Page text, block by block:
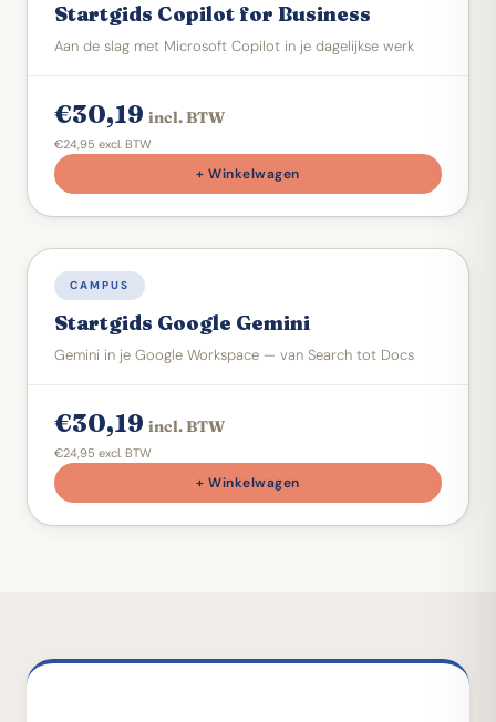
Startgids Copilot for Business
Aan de slag met Microsoft Copilot in je dagelijkse werk
€30,19 incl. BTW
€24,95 excl. BTW
+ Winkelwagen
DIGITALE STARTGIDS
CAMPUS
Startgids Google Gemini
Gemini in je Google Workspace — van Search tot Docs
€30,19 incl. BTW
€24,95 excl. BTW
+ Winkelwagen